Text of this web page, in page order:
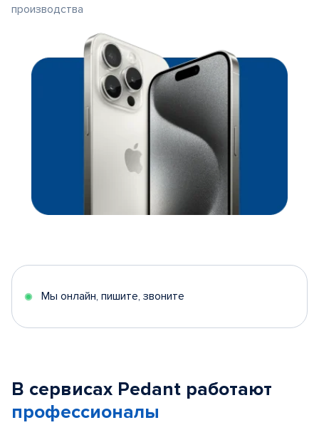
производства
Мы онлайн, пишите, звоните
В сервисах Pedant работают
профессионалы